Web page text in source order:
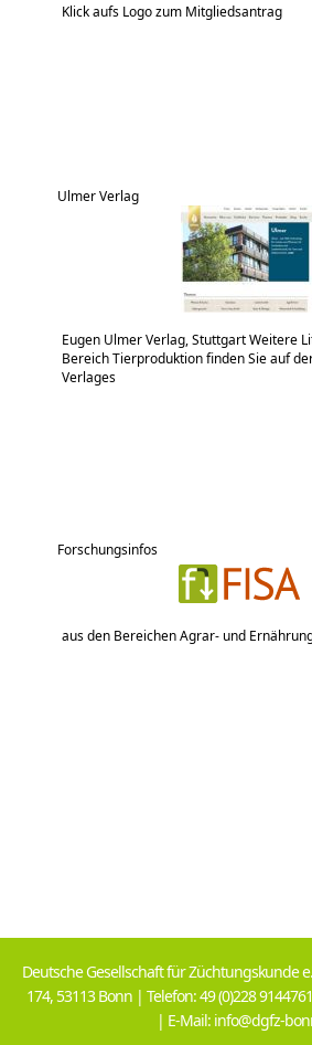
Klick aufs Logo zum Mitgliedsantrag
Ulmer Verlag
Eugen Ulmer Verlag, Stuttgart Weitere
Bereich Tierproduktion finden Sie auf
Verlages
Forschungsinfos
aus den Bereichen Agrar- und
Deutsche Gesellschaft für Züchtungskunde
174, 53113 Bonn | Telefon: 49 (0)228
| E-Mail: info@dgfz-